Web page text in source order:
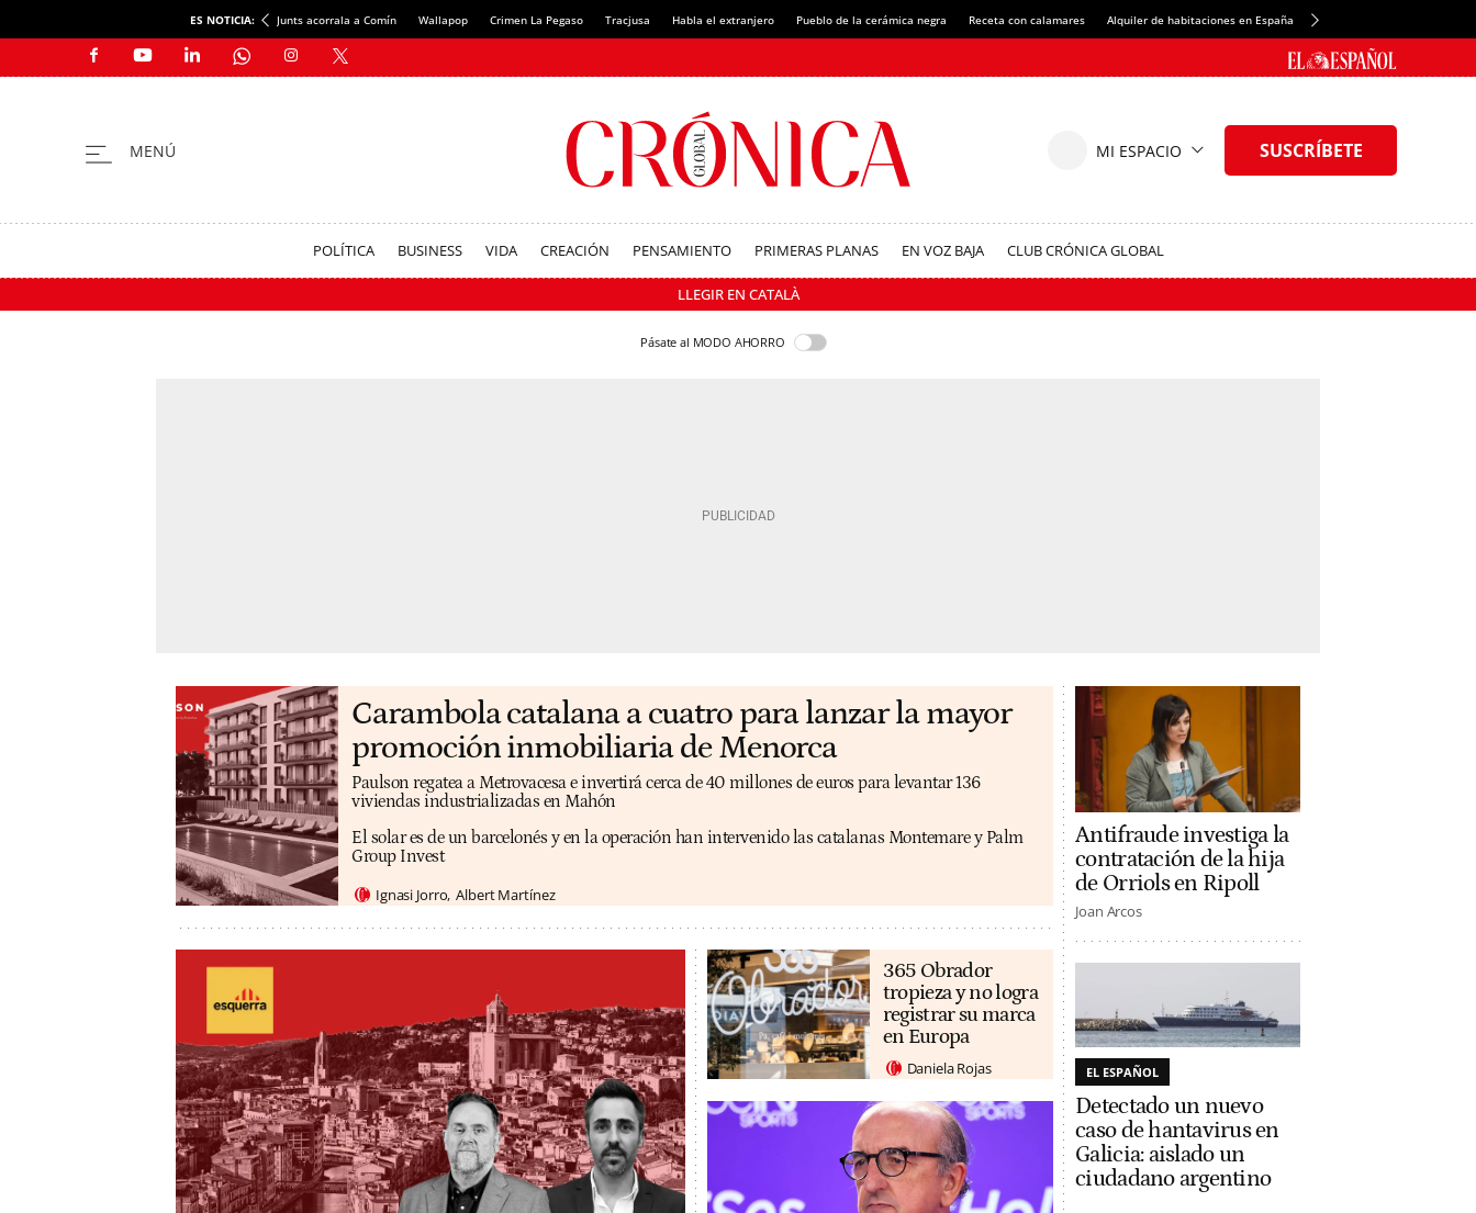
ES NOTICIA: Junts acorrala a Comín Wallapop Crimen La Pegaso Tracjusa Habla el extranjero Pueblo de la cerámica negra Receta con calamares Alquiler de habitaciones en España Crédito del Spotify Camp Nou
POLÍTICA BUSINESS VIDA CREACIÓN PENSAMIENTO PRIMERAS PLANAS EN VOZ BAJA CLUB CRÓNICA GLOBAL
LLEGIR EN CATALÀ
Pásate al MODO AHORRO
Carambola catalana a cuatro para lanzar la mayor
promoción inmobiliaria de Menorca
Paulson regatea a Metrovacesa e invertirá cerca de 40 millones de euros para levantar 136
viviendas industrializadas en Mahón
El solar es de un barcelonés y en la operación han intervenido las catalanas Montemare y Palm
Group Invest
Ignasi Jorro Albert Martínez
365 Obrador
tropieza y no logra
registrar su marca
en Europa
Daniela Rojas
Antifraude investiga la
contratación de la hija
de Orriols en Ripoll
Joan Arcos
EL ESPAÑOL
Detectado un nuevo
caso de hantavirus en
Galicia: aislado un
ciudadano argentino